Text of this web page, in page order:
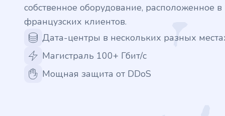
.tips
.cn
.re
собственное оборудование, расположенное
французских клиентов.
Дата-центры в нескольких разных
Магистраль 100+ Гбит/с
Мощная защита от DDoS